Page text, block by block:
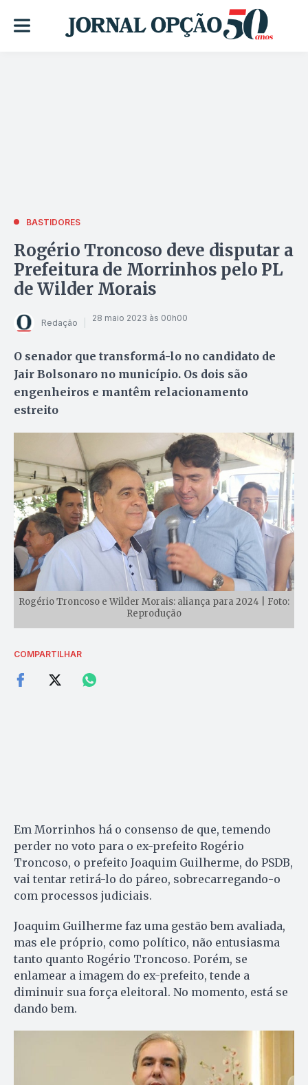
BASTIDORES
Rogério Troncoso deve disputar a
Prefeitura de Morrinhos pelo PL
de Wilder Morais
Redação 28 maio 2023 às 00h00
O senador que transformá-lo no candidato de
Jair Bolsonaro no município. Os dois são
engenheiros e mantêm relacionamento
estreito
Rogério Troncoso e Wilder Morais: aliança para 2024 | Foto:
Reprodução
COMPARTILHAR
Em Morrinhos há o consenso de que, temendo
perder no voto para o ex-prefeito Rogério
Troncoso, o prefeito Joaquim Guilherme, do PSDB,
vai tentar retirá-lo do páreo, sobrecarregando-o
com processos judiciais.
Joaquim Guilherme faz uma gestão bem avaliada,
mas ele próprio, como político, não entusiasma
tanto quanto Rogério Troncoso. Porém, se
enlamear a imagem do ex-prefeito, tende a
diminuir sua força eleitoral. No momento, está se
dando bem.